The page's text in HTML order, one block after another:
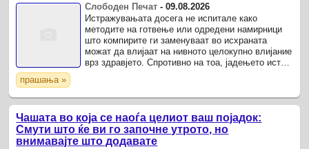
Слободен Печат -09.08.2026
Истражувањата досега не испитале како
методите на готвење или одредени намирници
што компирите ги заменуваат во исхраната
можат да влијаат на нивното целокупно влијание
врз здравјето. Спротивно на тоа, јадењето иста
прашања »
Чашата во која се наоѓа целиот ваш појадок:
Смути што ќе ви го започне утрото, но
внимавајте што додавате